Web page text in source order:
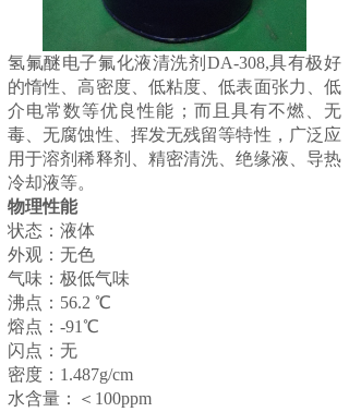
氢氟醚电子氟化液清洗剂DA-308,具有极好
的惰性、高密度、低粘度、低表面张力、低
介电常数等优良性能；而且具有不燃、无
毒、无腐蚀性、挥发无残留等特性，广泛应
用于溶剂稀释剂、精密清洗、绝缘液、导热
冷却液等。
物理性能
状态：液体
外观：无色
气味：极低气味
沸点：56.2 ℃
熔点：-91℃
闪点：无
密度：1.487g/cm
水含量：＜100ppm